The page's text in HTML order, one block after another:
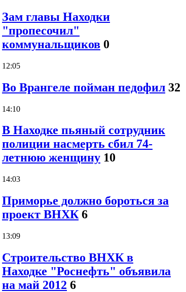
Зам главы Находки
"пропесочил"
коммунальщиков 0
12:05
Во Врангеле пойман педофил 32
14:10
В Находке пьяный сотрудник
полиции насмерть сбил 74-
летнюю женщину 10
14:03
Приморье должно бороться за
проект ВНХК 6
13:09
Строительство ВНХК в
Находке "Роснефть" объявила
на май 2012 6